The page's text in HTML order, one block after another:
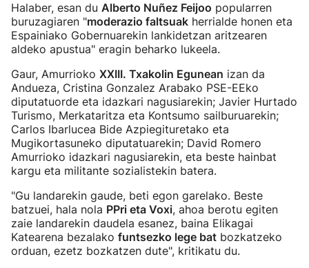
Halaber, esan du Alberto Nuñez Feijoo popularren
buruzagiaren "moderazio faltsuak herrialde honen eta
Espainiako Gobernuarekin lankidetzan aritzearen
aldeko apustua" eragin beharko lukeela.
Gaur, Amurrioko XXIII. Txakolin Egunean izan da
Andueza, Cristina Gonzalez Arabako PSE-EEko
diputatuorde eta idazkari nagusiarekin; Javier Hurtado
Turismo, Merkataritza eta Kontsumo sailburuarekin;
Carlos Ibarlucea Bide Azpiegituretako eta
Mugikortasuneko diputatuarekin; David Romero
Amurrioko idazkari nagusiarekin, eta beste hainbat
kargu eta militante sozialistekin batera.
"Gu landarekin gaude, beti egon garelako. Beste
batzuei, hala nola PPri eta Voxi, ahoa berotu egiten
zaie landarekin daudela esanez, baina Elikagai
Katearena bezalako funtsezko lege bat bozkatzeko
orduan, ezetz bozkatzen dute", kritikatu du.